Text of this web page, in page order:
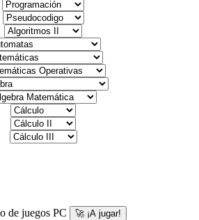
🚀 ¡A jugar!